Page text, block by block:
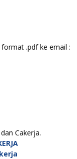
.pdf ke email :
Cakerja.